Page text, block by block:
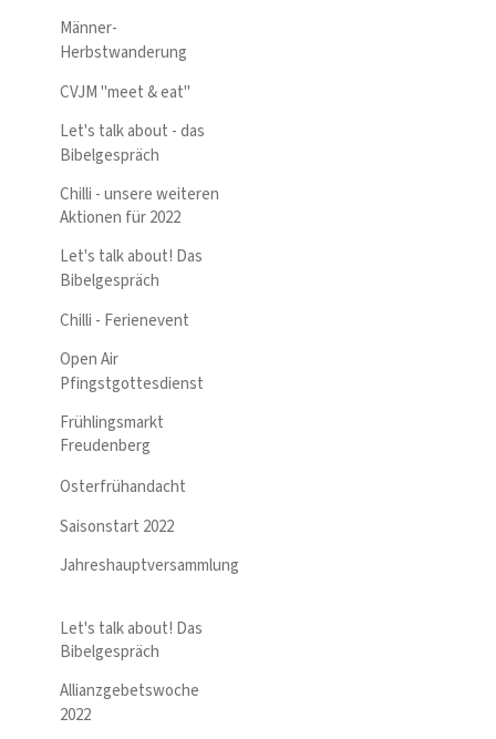
Männer-
Herbstwanderung
CVJM "meet & eat"
Let's talk about - das
Bibelgespräch
Chilli - unsere weiteren
Aktionen für 2022
Let's talk about! Das
Bibelgespräch
Chilli - Ferienevent
Open Air
Pfingstgottesdienst
Frühlingsmarkt
Freudenberg
Osterfrühandacht
Saisonstart 2022
Jahreshauptversammlung
Let's talk about! Das
Bibelgespräch
Allianzgebetswoche
2022